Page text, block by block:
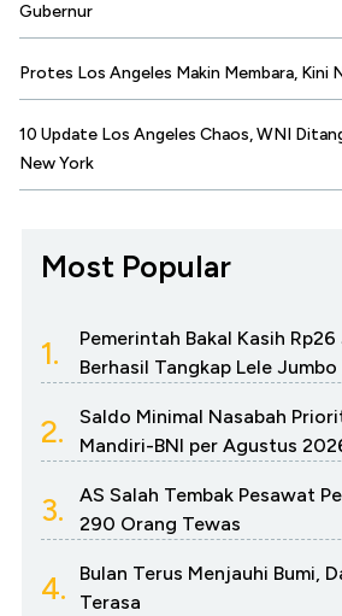
Gubernur
Protes Los Angeles Makin Membara, Kini
10 Update Los Angeles Chaos, WNI
New York
Most Popular
1.
Pemerintah Bakal Kasih
Berhasil Tangkap Lele Jumbo
2.
Saldo Minimal Nasabah
Mandiri-BNI per Agustus
3.
AS Salah Tembak Pesawat
290 Orang Tewas
4.
Bulan Terus Menjauhi Bumi,
Terasa